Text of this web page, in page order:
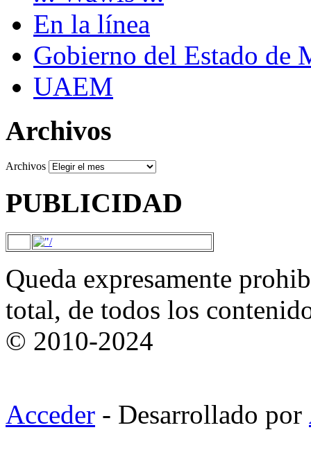
En la línea
Gobierno del Estado de
UAEM
Archivos
Archivos
PUBLICIDAD
Queda expresamente
total, de todos los
© 2010-2024
Acceder - Desarrollado por